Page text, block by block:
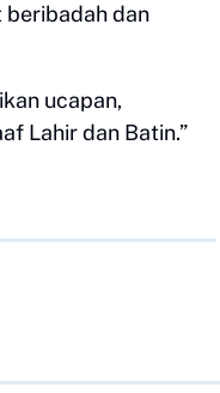
beribadah dan
ucapan,
Lahir dan Batin.”